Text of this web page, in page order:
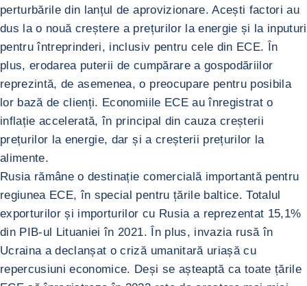
perturbările din lanțul de aprovizionare. Acești factori au
dus la o nouă creștere a prețurilor la energie și la inputuri
pentru întreprinderi, inclusiv pentru cele din ECE. În
plus, erodarea puterii de cumpărare a gospodăriilor
reprezintă, de asemenea, o preocupare pentru posibila
lor bază de clienți. Economiile ECE au înregistrat o
inflație accelerată, în principal din cauza creșterii
prețurilor la energie, dar și a creșterii prețurilor la
alimente.
Rusia rămâne o destinație comercială importantă pentru
regiunea ECE, în special pentru țările baltice. Totalul
exporturilor și importurilor cu Rusia a reprezentat 15,1%
din PIB-ul Lituaniei în 2021. În plus, invazia rusă în
Ucraina a declanșat o criză umanitară uriașă cu
repercusiuni economice. Deși se așteaptă ca toate țările